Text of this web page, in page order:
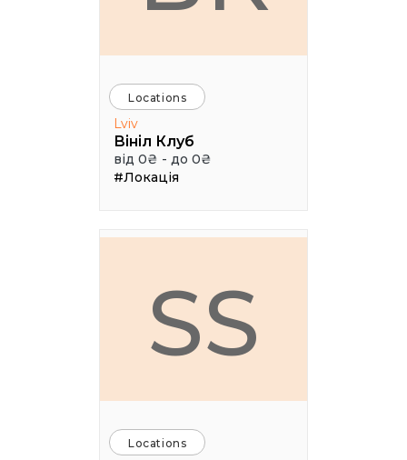
Locations
Lviv
Вініл Клуб
від 0₴ - до 0₴
#Локація
SS
Locations